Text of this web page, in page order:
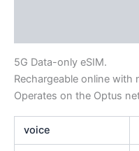
5G Data-only eSIM.
Rechargeable online with
Operates on the Optus
voice